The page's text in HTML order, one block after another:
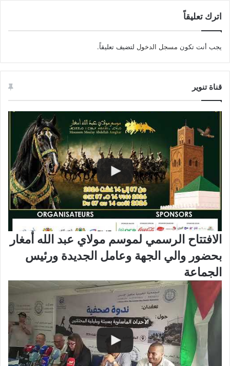
اترك تعليقاً
يجب أنت تكون مسجل الدخول لتضيف تعليقاً.
قناة تنوير
الافتتاح الرسمي لموسم مولاي عبد الله أمغار
بحضور والي الجهة وعامل الجديدة ورئيس
الجماعة